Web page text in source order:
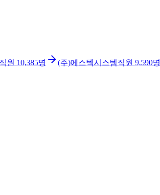
직원 10,385명 (주)에스텍시스템직원 9,590명